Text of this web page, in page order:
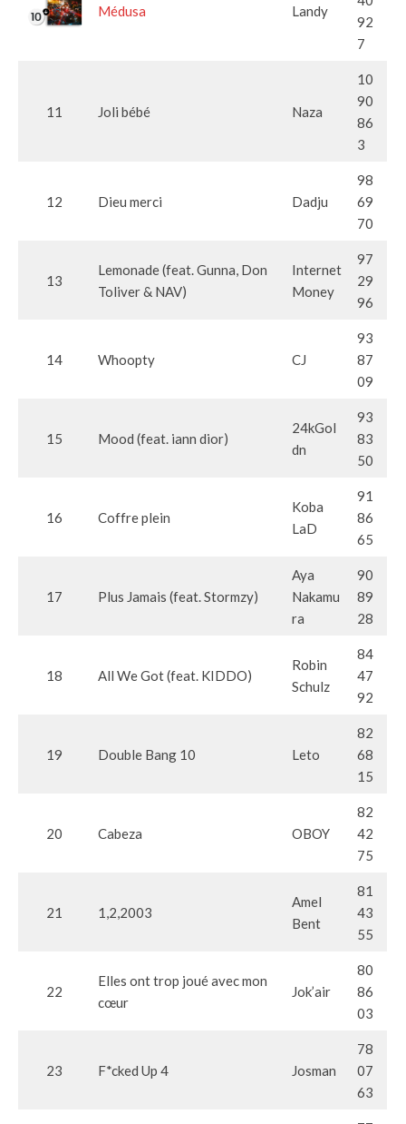
Médusa Landy
92
7
11 Joli bébé Naza
10
90
86
3
12 Dieu merci Dadju
98
69
70
13
Lemonade (feat. Gunna, Don
Toliver & NAV)
Internet
Money
97
29
96
14 Whoopty CJ
93
87
09
15 Mood (feat. iann dior)
24kGol
dn
93
83
50
16 Coffre plein
Koba
LaD
91
86
65
17 Plus Jamais (feat. Stormzy)
Aya
Nakamu
ra
90
89
28
18 All We Got (feat. KIDDO)
Robin
Schulz
84
47
92
19 Double Bang 10 Leto
82
68
15
20 Cabeza OBOY
82
42
75
21 1,2,2003
Amel
Bent
81
43
55
22
Elles ont trop joué avec mon
cœur
Jok’air
80
86
03
23 F*cked Up 4 Josman
78
07
63